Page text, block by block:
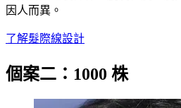
因人而異。
了解髮際線設計
個案二：1000 株